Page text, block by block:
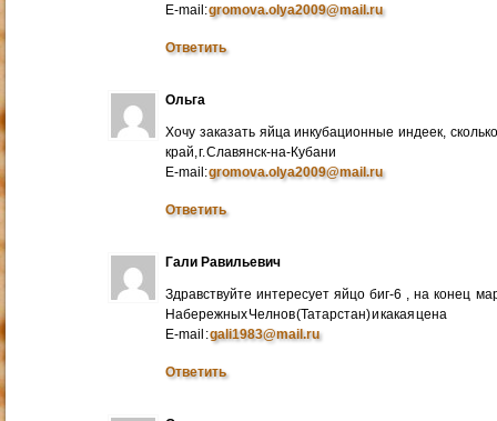
E-mail:gromova.olya2009@mail.ru
Ответить
Ольга
Хочу заказать яйца инкубационные индеек,
край, г. Славянск-на-Кубани
E-mail:gromova.olya2009@mail.ru
Ответить
Гали Равильевич
Здравствуйте интересует яйцо биг-6 , на конец
Набережных Челнов (Татарстан) и какая цена
E-mail :gali1983@mail.ru
Ответить